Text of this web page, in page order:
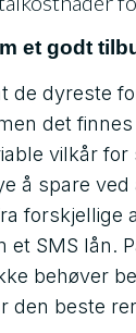
et godt
de dyreste
det
vilkår for
å spare
forskjellige
et SMS lån.
behøver
den beste